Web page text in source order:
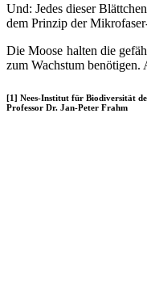
Und: Jedes dieser
dem Prinzip der
Die Moose halten die
zum Wachstum benötigen.
[1] Nees-Institut für Biodiversität
Professor Dr. Jan-Peter Frahm